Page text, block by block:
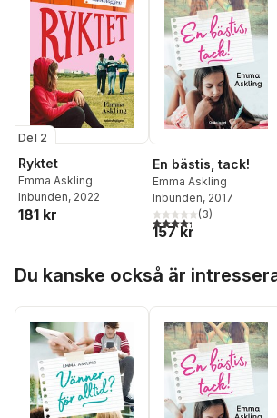
Del 2
Ryktet
Emma Askling
Inbunden, 2022
181 kr
En bästis, tack!
Emma Askling
Inbunden, 2017
4,3utav 5 stjärnor.
(3)
157 kr
Du kanske också är